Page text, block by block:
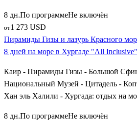
8 дн.По программеНе включён
от1 273 USD
Пирамиды Гизы и лазурь Красного
8 дней на море в Хургаде "All Inclusive"
Каир - Пирамиды Гизы - Большой
Национальный Музей - Цитадель -
Хан эль Халили - Хургада: отдых на
8 дн.По программеНе включён